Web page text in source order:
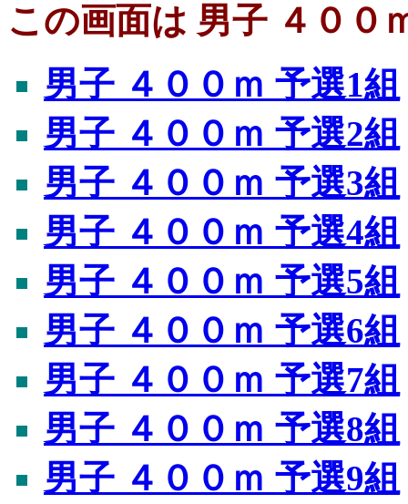
この画面は 男子 ４００
男子 ４００ｍ 予選1組
男子 ４００ｍ 予選2組
男子 ４００ｍ 予選3組
男子 ４００ｍ 予選4組
男子 ４００ｍ 予選5組
男子 ４００ｍ 予選6組
男子 ４００ｍ 予選7組
男子 ４００ｍ 予選8組
男子 ４００ｍ 予選9組